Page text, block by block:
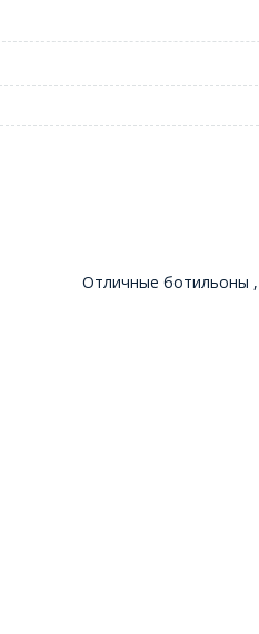
Отличные ботильоны